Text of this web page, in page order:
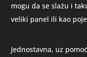
mogu da se slažu i
veliki panel ili kao
Jednostavna, uz